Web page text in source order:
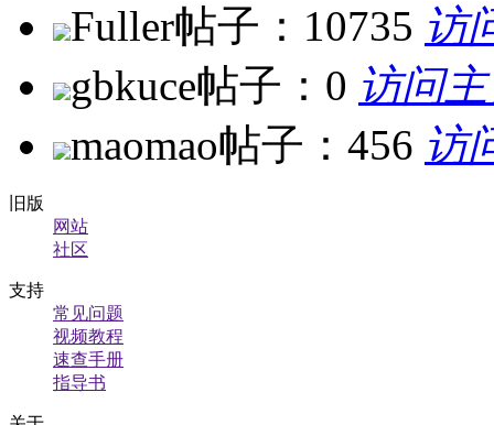
Fuller帖子：10735 访
gbkuce帖子：0 访问
maomao帖子：456 访
旧版
网站
社区
支持
常见问题
视频教程
速查手册
指导书